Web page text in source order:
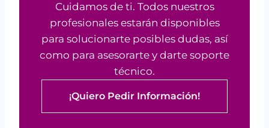
Cuidamos de ti. Todos nuestros
profesionales estarán disponibles
para solucionarte posibles dudas, así
como para asesorarte y darte soporte
técnico.
¡Quiero Pedir Información!